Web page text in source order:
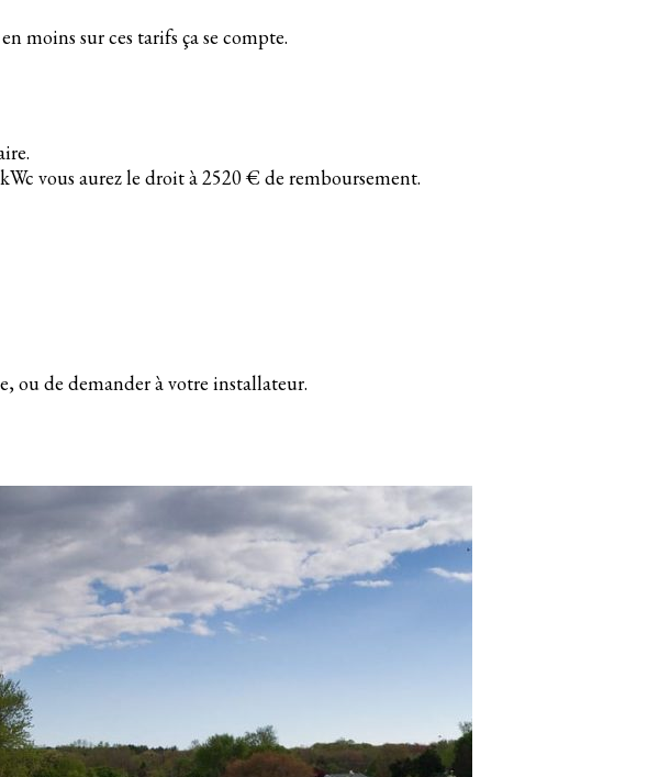
moins sur ces tarifs ça se compte.
vous aurez le droit à 2520 € de remboursement.
ou de demander à votre installateur.